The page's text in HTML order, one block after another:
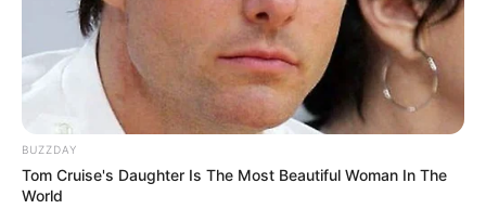
BUZZDAY
Tom Cruise's Daughter Is The Most Beautiful Woman In The
World